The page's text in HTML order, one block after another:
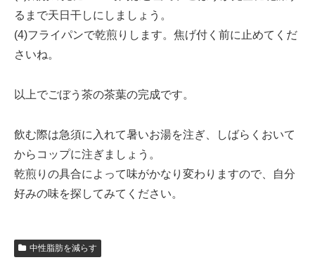
るまで天日干しにしましょう。
(4)フライパンで乾煎りします。焦げ付く前に止めてくだ
さいね。
以上でごぼう茶の茶葉の完成です。
飲む際は急須に入れて暑いお湯を注ぎ、しばらくおいて
からコップに注ぎましょう。
乾煎りの具合によって味がかなり変わりますので、自分
好みの味を探してみてください。
中性脂肪を減らす